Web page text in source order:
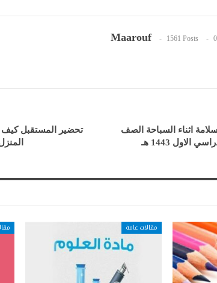
Maarouf 1561 Posts
اثناء السباحة الصف
الاول 1443 هـ
تحضير المستقبل
مقالات عامة